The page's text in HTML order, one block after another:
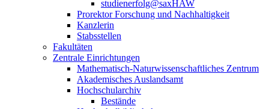
studienerfolg@saxHAW
Prorektor Forschung und Nachhaltigkeit
Kanzlerin
Stabsstellen
Fakultäten
Zentrale Einrichtungen
Mathematisch-Naturwissenschaftliches Zentrum
Akademisches Auslandsamt
Hochschularchiv
Bestände